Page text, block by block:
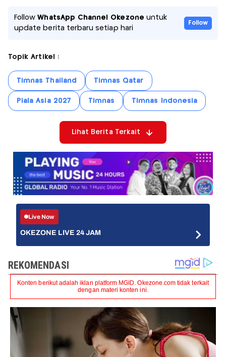
FollowWhatsApp Channel Okezone untuk
update berita terbaru setiap hari
Follow
Topik Artikel :
Timnas Thailand Timnas Qatar
Piala Asia 2027 Timnas Timnas Indonesia
Lihat Berita Terkait
Live Now
OKEZONE LIVE 24 JAM